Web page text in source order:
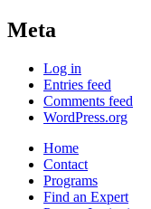
Meta
Log in
Entries feed
Comments feed
WordPress.org
Home
Contact
Programs
Find an Expert